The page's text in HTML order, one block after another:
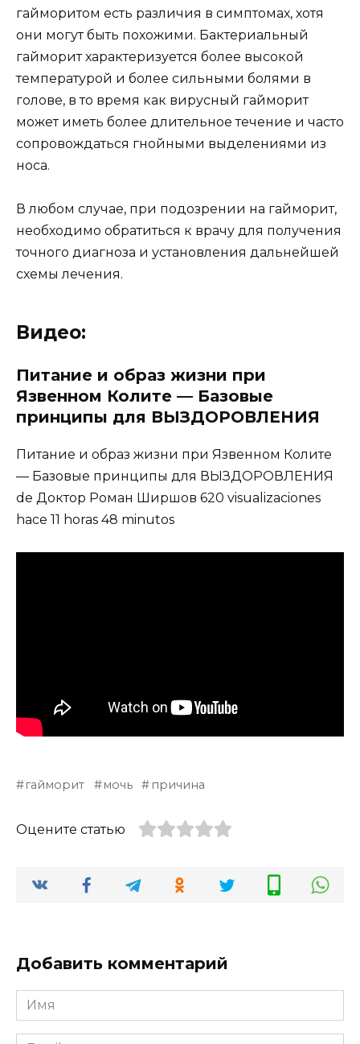
гайморитом есть различия в симптомах, хотя
они могут быть похожими. Бактериальный
гайморит характеризуется более высокой
температурой и более сильными болями в
голове, в то время как вирусный гайморит
может иметь более длительное течение и часто
сопровождаться гнойными выделениями из
носа.
В любом случае, при подозрении на гайморит,
необходимо обратиться к врачу для получения
точного диагноза и установления дальнейшей
схемы лечения.
Видео:
Питание и образ жизни при
Язвенном Колите — Базовые
принципы для ВЫЗДОРОВЛЕНИЯ
Питание и образ жизни при Язвенном Колите
— Базовые принципы для ВЫЗДОРОВЛЕНИЯ
de Доктор Роман Ширшов 620 visualizaciones
hace 11 horas 48 minutos
гайморит мочь причина
Оцените статью
Добавить комментарий
Имя
*